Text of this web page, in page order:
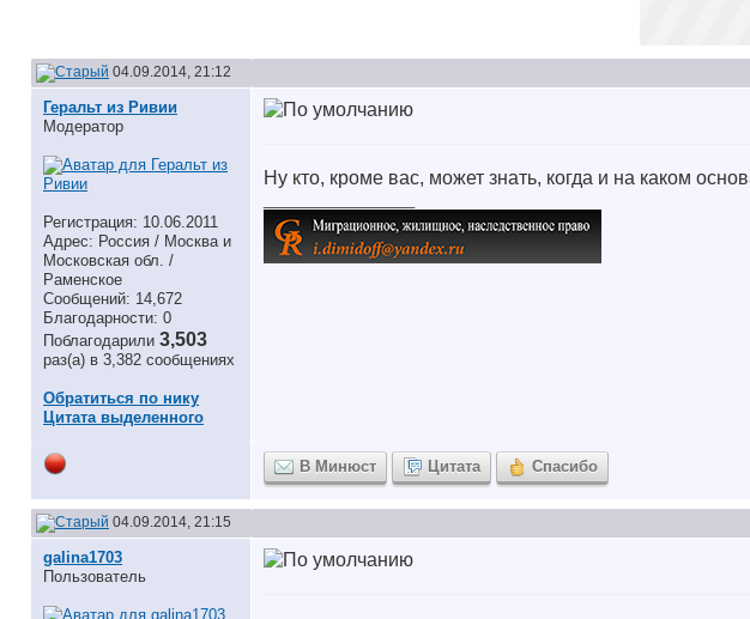
04.09.2014, 21:12
Геральт из Ривии
Модератор
Регистрация: 10.06.2011
Адрес: Россия / Москва и
Московская обл. /
Раменское
Сообщений: 14,672
Благодарности: 0
Поблагодарили 3,503
раз(а) в 3,382 сообщениях
Обратиться по нику
Цитата выделенного
Ну кто, кроме вас, может знать, когда и на каком
В Минюст Цитата Спасибо
04.09.2014, 21:15
galina1703
Пользователь